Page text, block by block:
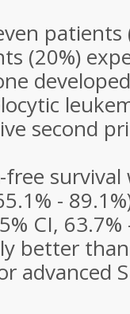
patients
(20%)
second
survival
-
CI, 63.7%
better
advanced